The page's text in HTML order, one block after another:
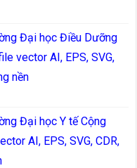
Đại học Điều Dưỡng
vector AI, EPS, SVG,
nền
Đại học Y tế Cộng
AI, EPS, SVG, CDR,